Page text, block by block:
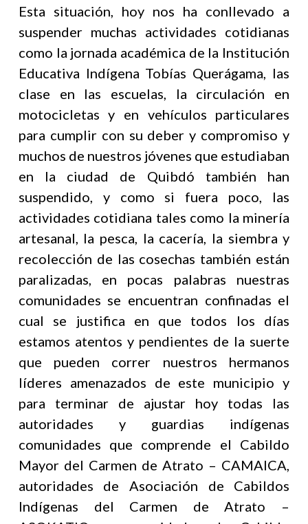
Esta situación, hoy nos ha conllevado a
suspender muchas actividades cotidianas
como la jornada académica de la Institución
Educativa Indígena Tobías Querágama, las
clase en las escuelas, la circulación en
motocicletas y en vehículos particulares
para cumplir con su deber y compromiso y
muchos de nuestros jóvenes que estudiaban
en la ciudad de Quibdó también han
suspendido, y como si fuera poco, las
actividades cotidiana tales como la minería
artesanal, la pesca, la cacería, la siembra y
recolección de las cosechas también están
paralizadas, en pocas palabras nuestras
comunidades se encuentran confinadas el
cual se justifica en que todos los días
estamos atentos y pendientes de la suerte
que pueden correr nuestros hermanos
líderes amenazados de este municipio y
para terminar de ajustar hoy todas las
autoridades y guardias indígenas
comunidades que comprende el Cabildo
Mayor del Carmen de Atrato – CAMAICA,
autoridades de Asociación de Cabildos
Indígenas del Carmen de Atrato –